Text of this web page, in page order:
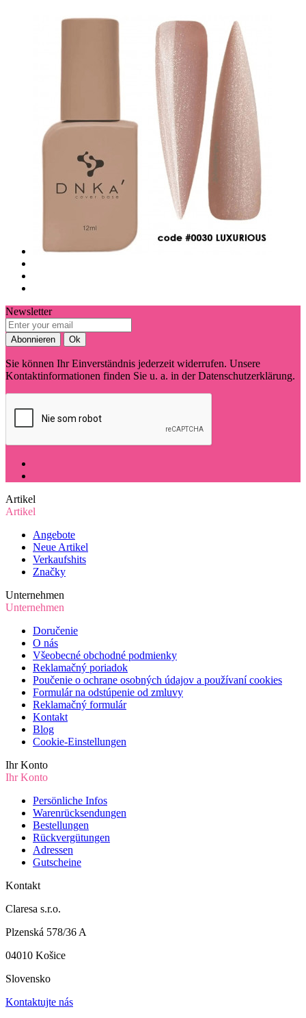
Newsletter
Sie können Ihr Einverständnis jederzeit widerrufen. Unsere
Kontaktinformationen finden Sie u. a. in der Datenschutzerklärung.
Artikel
Artikel
Angebote
Neue Artikel
Verkaufshits
Značky
Unternehmen
Unternehmen
Doručenie
O nás
Všeobecné obchodné podmienky
Reklamačný poriadok
Poučenie o ochrane osobných údajov a používaní cookies
Formulár na odstúpenie od zmluvy
Reklamačný formulár
Kontakt
Blog
Cookie-Einstellungen
Ihr Konto
Ihr Konto
Persönliche Infos
Warenrücksendungen
Bestellungen
Rückvergütungen
Adressen
Gutscheine
Kontakt
Claresa s.r.o.
Plzenská 578/36 A
04010 Košice
Slovensko
Kontaktujte nás